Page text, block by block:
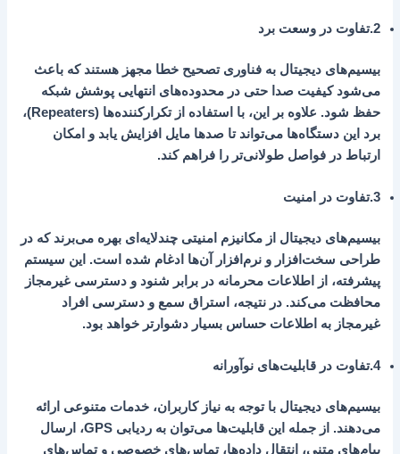
2.تفاوت در وسعت برد
بیسیم‌های دیجیتال به فناوری تصحیح خطا مجهز هستند که باعث
می‌شود کیفیت صدا حتی در محدوده‌های انتهایی پوشش شبکه
حفظ شود. علاوه بر این، با استفاده از تکرارکننده‌ها (Repeaters)،
برد این دستگاه‌ها می‌تواند تا صدها مایل افزایش یابد و امکان
ارتباط در فواصل طولانی‌تر را فراهم کند.
3.تفاوت در امنیت
بیسیم‌های دیجیتال از مکانیزم امنیتی چندلایه‌ای بهره می‌برند که در
طراحی سخت‌افزار و نرم‌افزار آن‌ها ادغام شده است. این سیستم
پیشرفته، از اطلاعات محرمانه در برابر شنود و دسترسی غیرمجاز
محافظت می‌کند. در نتیجه، استراق سمع و دسترسی افراد
غیرمجاز به اطلاعات حساس بسیار دشوارتر خواهد بود.
4.تفاوت در قابلیت‌های نوآورانه
بیسیم‌های دیجیتال با توجه به نیاز کاربران، خدمات متنوعی ارائه
می‌دهند. از جمله این قابلیت‌ها می‌توان به ردیابی GPS، ارسال
پیام‌های متنی، انتقال داده‌ها، تماس‌های خصوصی و تماس‌های